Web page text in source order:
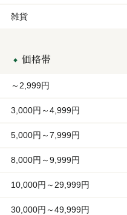
雑貨
価格帯
～2,999円
3,000円～4,999円
5,000円～7,999円
8,000円～9,999円
10,000円～29,999円
30,000円～49,999円